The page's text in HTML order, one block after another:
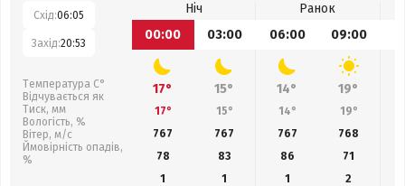
Схід:06:05
Захід:20:53
Температура С°
Відчувається як
Тиск, мм
Вологість, %
Вітер, м/с
Ймовірність опадів,
%
Ніч
Ранок
00:00
03:00 06:00 09:00
17° 15° 14° 19°
17° 15° 14° 19°
767
767 767 768
78
83 86 71
1
1 1
2